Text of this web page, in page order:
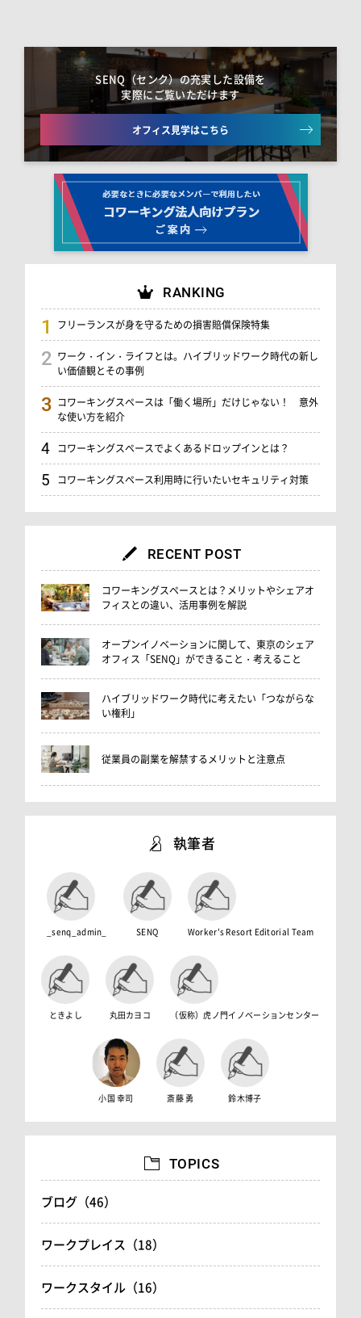
SENQ（センク）の充実した設備を
実際にご覧いただけます
オフィス見学はこちら
RANKING
フリーランスが身を守るための損害賠償保険特集
ワーク・イン・ライフとは。ハイブリッドワーク時代の新し
い価値観とその事例
コワーキングスペースは「働く場所」だけじゃない！ 意外
な使い方を紹介
コワーキングスペースでよくあるドロップインとは？
コワーキングスペース利用時に行いたいセキュリティ対策
RECENT POST
コワーキングスペースとは？メリットやシェアオ
フィスとの違い、活用事例を解説
オープンイノベーションに関して、東京のシェア
オフィス「SENQ」ができること・考えること
ハイブリッドワーク時代に考えたい「つながらな
い権利」
従業員の副業を解禁するメリットと注意点
執筆者
_senq_admin_ SENQ Worker's Resort Editorial Team
ときよし 丸田カヨコ （仮称）虎ノ門イノベーションセンター
小国 幸司 斎藤 勇 鈴木博子
TOPICS
ブログ（46）
ワークプレイス（18）
ワークスタイル（16）